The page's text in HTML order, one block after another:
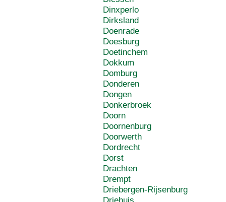
Dinxperlo
Dirksland
Doenrade
Doesburg
Doetinchem
Dokkum
Domburg
Donderen
Dongen
Donkerbroek
Doorn
Doornenburg
Doorwerth
Dordrecht
Dorst
Drachten
Drempt
Driebergen-Rijsenburg
Driehuis